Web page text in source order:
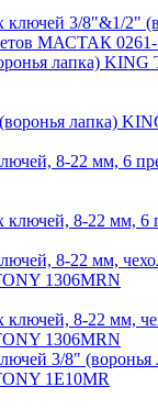
лапка)
8-22 мм, 6
8-22 мм,
1306MRN
3/8"
1E10MR